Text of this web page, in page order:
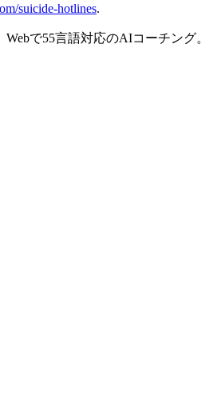
suicide-hotlines.
で55言語対応のAIコーチング。